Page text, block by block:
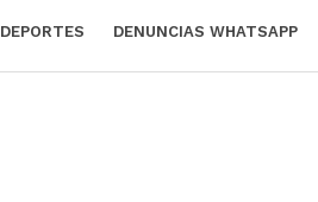
DEPORTES DENUNCIAS WHATSAPP